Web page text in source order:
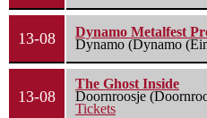
13-08
Dynamo Metalfest
Dynamo (Dynamo
13-08
The Ghost Inside
Doornroosje
Tickets